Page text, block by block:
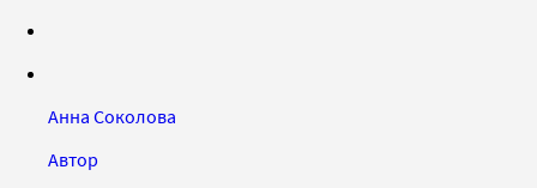
Анна Соколова
Автор